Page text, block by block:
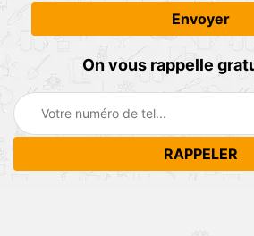
On vous rappelle